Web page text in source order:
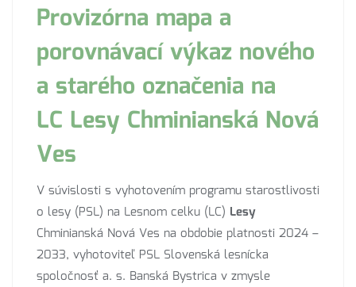
Provizórna mapa a
porovnávací výkaz nového
a starého označenia na
LC Lesy Chminianská Nová
Ves
V súvislosti s vyhotovením programu starostlivosti
o lesy (PSL) na Lesnom celku (LC) Lesy
Chminianská Nová Ves na obdobie platnosti 2024 –
2033, vyhotoviteľ PSL Slovenská lesnícka
spoločnosť a. s. Banská Bystrica v zmysle